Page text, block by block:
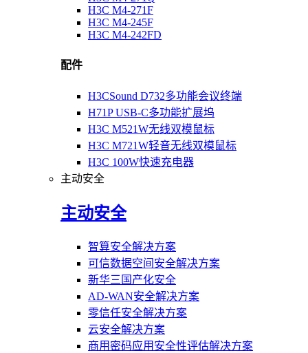
H3C M4-271F
H3C M4-245F
H3C M4-242FD
配件
H3CSound D732多功能会议终端
H71P USB-C多功能扩展坞
H3C M521W无线双模鼠标
H3C M721W轻音无线双模鼠标
H3C 100W快速充电器
主动安全
主动安全
智算安全解决方案
可信数据空间安全解决方案
新华三国产化安全
AD-WAN安全解决方案
零信任安全解决方案
云安全解决方案
商用密码应用安全性评估解决方案